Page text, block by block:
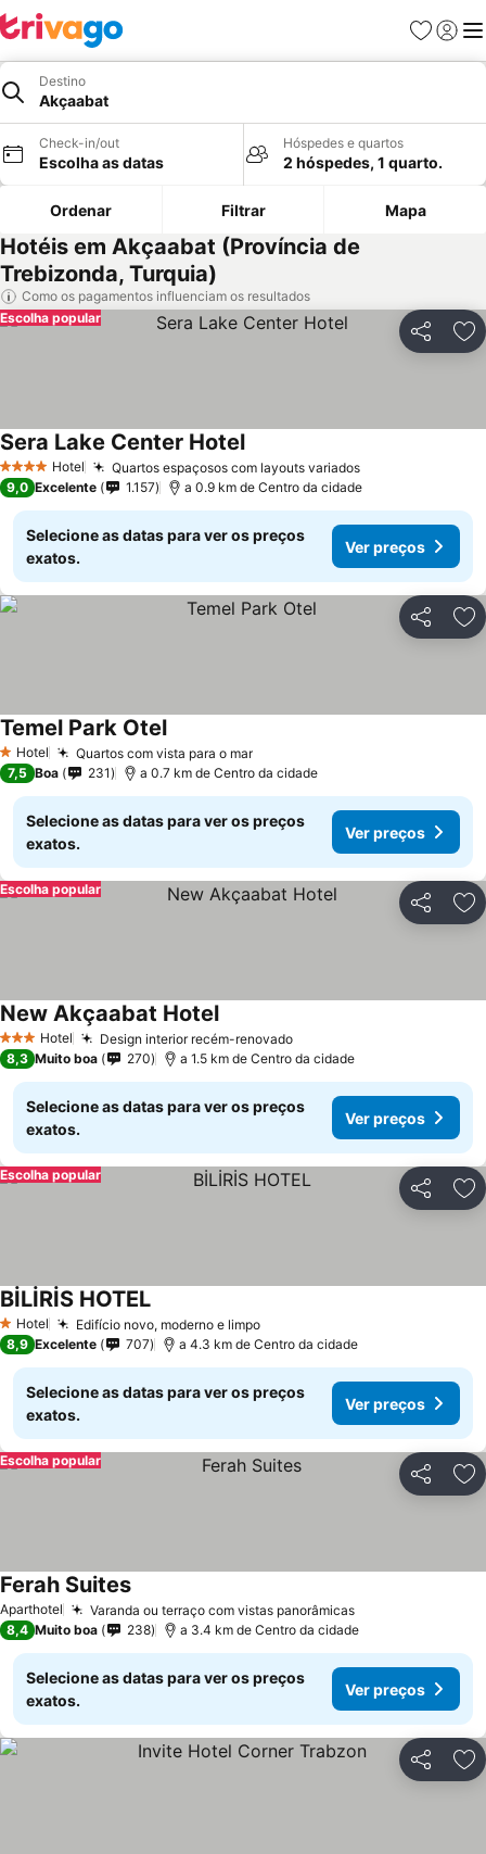
Favoritos
Iniciar
Destino
Akçaabat
Check-in/out
Escolha as datas
Hóspedes e quartos
2 hóspedes, 1 quarto.
Ordenar Filtrar Mapa
Hotéis em Akçaabat (Província de
Trebizonda, Turquia)
Como os pagamentos influenciam os resultados
Partilhar
Escolha popular
4 EstrelasHotel Quartos espaçosos com layouts variados
Sera Lake Center Hotel
9,0 Excelente 1.157 a 0.9 km de Centro da cidade
Selecione as datas para ver os preços
exatos.
Ver preços
Partilhar
1 Estrelas
Hotel Quartos com vista para o mar
Temel Park Otel
7,5 Boa 231 a 0.7 km de Centro da cidade
Selecione as datas para ver os preços
exatos.
Ver preços
Partilhar
Escolha popular
3 EstrelasHotel Design interior recém-renovado
New Akçaabat Hotel
8,3 Muito boa 270 a 1.5 km de Centro da cidade
Selecione as datas para ver os preços
exatos.
Ver preços
Partilhar
Escolha popular
1 Estrelas
Hotel Edifício novo, moderno e limpo
BİLİRİS HOTEL
8,9 Excelente 707 a 4.3 km de Centro da cidade
Selecione as datas para ver os preços
exatos.
Ver preços
Partilhar
Escolha popular
Aparthotel Varanda ou terraço com vistas panorâmicas
Ferah Suites
8,4 Muito boa 238 a 3.4 km de Centro da cidade
Selecione as datas para ver os preços
exatos.
Ver preços
Partilhar